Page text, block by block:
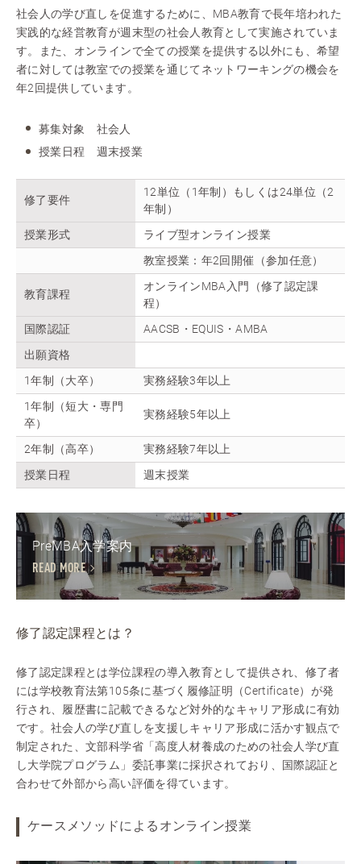
社会人の学び直しを促進するために、MBA教育で長年培われた
実践的な経営教育が週末型の社会人教育として実施されていま
す。また、オンラインで全ての授業を提供する以外にも、希望
者に対しては教室での授業を通じてネットワーキングの機会を
年2回提供しています。
募集対象 社会人
授業日程 週末授業
修了要件
12単位（1年制）もしくは24単位（2
年制）
授業形式
ライブ型オンライン授業
教室授業：年2回開催（参加任意）
教育課程
オンラインMBA入門（修了認定課
程）
国際認証
AACSB・EQUIS・AMBA
出願資格
1年制（大卒）
実務経験3年以上
1年制（短大・専門
卒）
実務経験5年以上
2年制（高卒）
実務経験7年以上
授業日程
週末授業
PreMBA入学案内
READ MORE
修了認定課程とは？
修了認定課程とは学位課程の導入教育として提供され、修了者
には学校教育法第105条に基づく履修証明（Certificate）が発
行され、履歴書に記載できるなど対外的なキャリア形成に有効
です。社会人の学び直しを支援しキャリア形成に活かす観点で
制定された、文部科学省「高度人材養成のための社会人学び直
し大学院プログラム」委託事業に採択されており、国際認証と
合わせて外部から高い評価を得ています。
ケースメソッドによるオンライン授業